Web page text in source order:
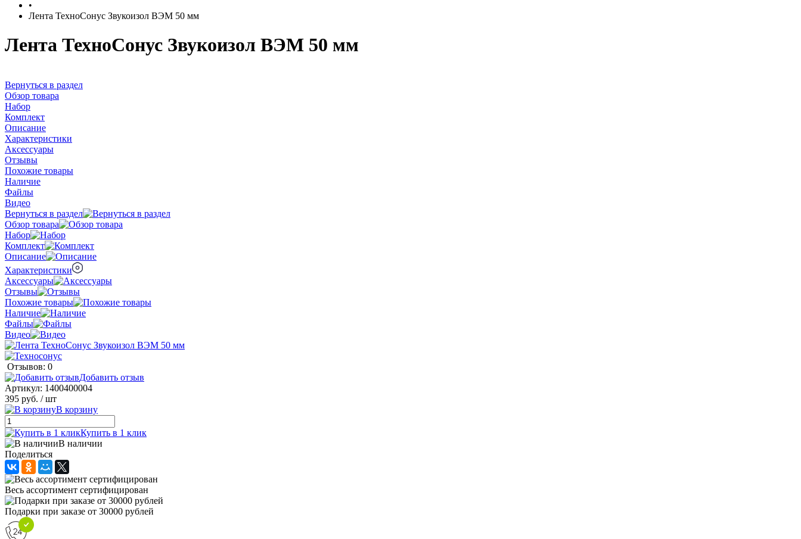
•
Лента ТехноСонус Звукоизол ВЭМ 50 мм
Лента ТехноСонус Звукоизол ВЭМ 50 мм
Вернуться в раздел
Обзор товара
Набор
Комплект
Описание
Характеристики
Аксессуары
Отзывы
Похожие товары
Наличие
Файлы
Видео
Вернуться в раздел
Обзор товара
Набор
Комплект
Описание
Характеристики
Аксессуары
Отзывы
Похожие товары
Наличие
Файлы
Видео
Отзывов: 0
Добавить отзыв
Артикул: 1400400004
395 руб. / шт
В корзину
Купить в 1 клик
В наличии
Поделиться
Весь ассортимент сертифицирован
Подарки при заказе от 30000 рублей